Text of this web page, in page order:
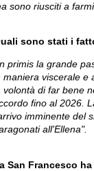
sono riusciti a
sono stati i
primis la grande
maniera viscerale e
volontà di far bene
fino al 2026.
imminente del
all'Ellena".
San Francesco